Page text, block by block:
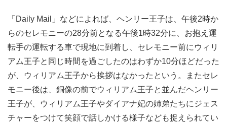
「Daily Mail」などによれば、ヘンリー王子は、午後2時か
らのセレモニーの28分前となる午後1時32分に、お抱え運
転手の運転する車で現地に到着し、セレモニー前にウィリ
アム王子と同じ時間を過ごしたのはわずか10分ほどだった
が、ウィリアム王子から挨拶はなかったという。またセレ
モニー後は、銅像の前でウィリアム王子と並んだヘンリー
王子が、ウィリアム王子やダイアナ妃の姉弟たちにジェス
チャーをつけて笑顔で話しかける様子なども捉えられてい